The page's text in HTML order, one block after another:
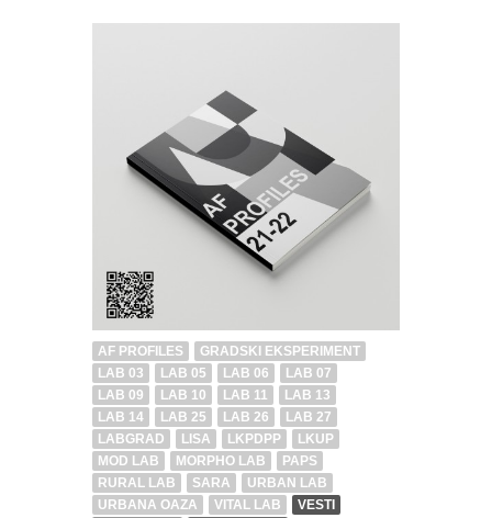
AF PROFILES
GRADSKI EKSPERIMENT
LAB 03
LAB 05 LAB 06
LAB 07
LAB 09
LAB 10 LAB 11
LAB 13
LAB 14
LAB 25 LAB 26
LAB 27
LABGRAD
LISA LKPDPP
LKUP
MOD LAB
MORPHO LAB
PAPS
RURAL LAB
SARA
URBAN LAB
URBANA OAZA
VITAL LAB
VESTI